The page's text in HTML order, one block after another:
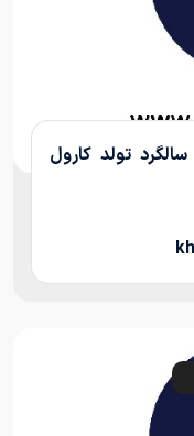
تولد کارول